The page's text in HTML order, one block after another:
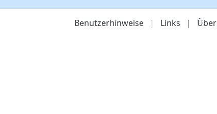
Benutzerhinweise | Links | Über